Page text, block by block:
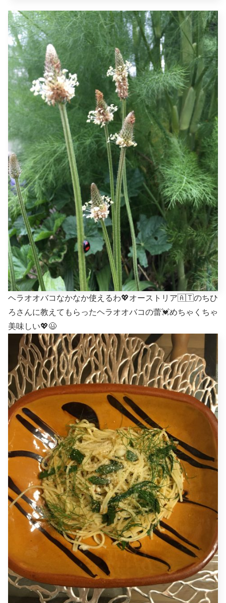
ヘラオオバコなかなか使えるわ💖オーストリア🇦🇹のちひ
ろさんに教えてもらったヘラオオバコの蕾💓めちゃくちゃ
美味しい💖😃